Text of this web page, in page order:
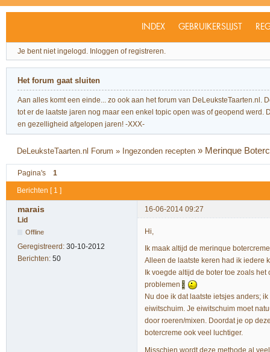
INDEX GEBRUIKERSLIJST
Je bent niet ingelogd. Inloggen of registreren.
Het forum gaat sluiten
Aan alles komt een einde... zo ook aan het forum van
tot er de laatste jaren nog maar een enkel topic open was of geopend
en gezelligheid afgelopen jaren! -XXX-
DeLeuksteTaarten.nl Forum » Ingezonden recepten » Merinque
Pagina's 1
Berichten [ 1 ]
marais
16-06-2014 09:27
Lid
Offline
Geregistreerd: 30-10-2012
Berichten: 50
Hi,
Ik maak altijd de merinque
Alleen de laatste keren had ik iedere
Ik voegde altijd de boter toe zoals
problemen
Nu doe ik dat laatste ietsjes anders;
eiwitschuim. Je eiwitschuim moet
door roeren/mixen. Doordat je op
botercreme ook veel luchtiger.
Misschien wordt deze methode al